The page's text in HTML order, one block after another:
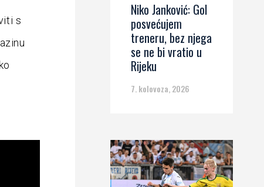
s
Niko Janković: Gol
posvećujem
treneru, bez njega
se ne bi vratio u
Rijeku
7. kolovoza, 2026